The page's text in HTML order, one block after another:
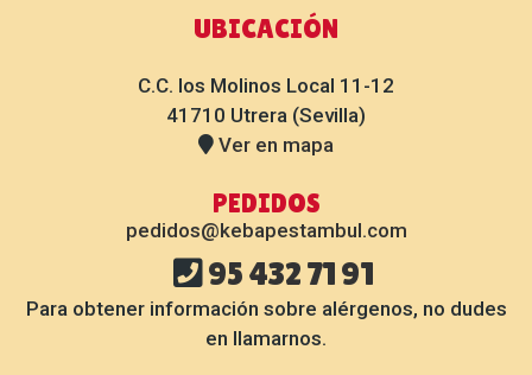
UBICACIÓN
C.C. los Molinos Local 11-12
41710 Utrera (Sevilla)
Ver en mapa
PEDIDOS
pedidos@kebapestambul.com
95 432 71 91
Para obtener información sobre alérgenos, no dudes
en llamarnos.